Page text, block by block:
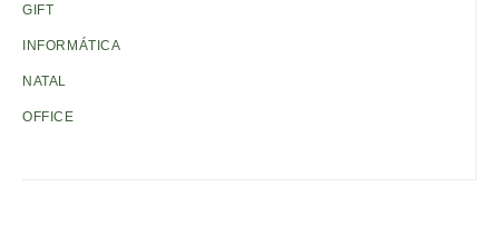
GIFT
INFORMÁTICA
NATAL
OFFICE